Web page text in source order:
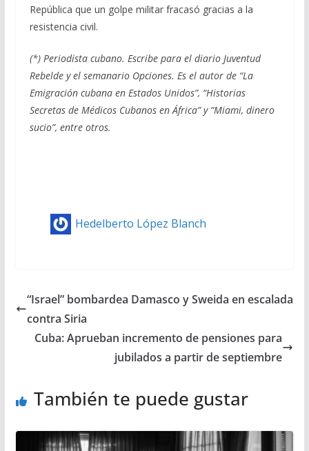
República que un golpe militar fracasó gracias a la
resistencia civil.
(*) Periodista cubano. Escribe para el diario Juventud
Rebelde y el semanario Opciones. Es el autor de “La
Emigración cubana en Estados Unidos”, “Historias
Secretas de Médicos Cubanos en África” y “Miami, dinero
sucio”, entre otros.
Hedelberto López Blanch
“Israel” bombardea Damasco y Sweida en escalada
contra Siria
Cuba: Aprueban incremento de pensiones para
jubilados a partir de septiembre
También te puede gustar